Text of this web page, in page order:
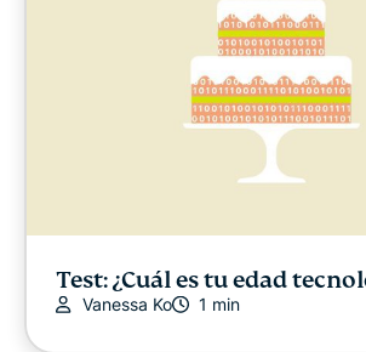
Test: ¿Cuál es tu edad
Vanessa Ko 1 min